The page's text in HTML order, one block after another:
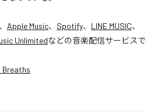
Apple Music、 Spotify、 LINE MUSIC、
Unlimitedなどの音楽配信サービスで
Breaths